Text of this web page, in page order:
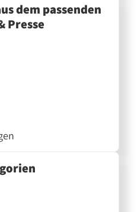
dem passenden
Presse